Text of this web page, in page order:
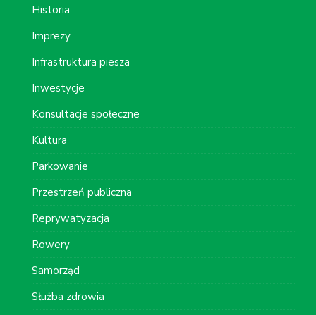
Historia
Imprezy
Infrastruktura piesza
Inwestycje
Konsultacje społeczne
Kultura
Parkowanie
Przestrzeń publiczna
Reprywatyzacja
Rowery
Samorząd
Służba zdrowia